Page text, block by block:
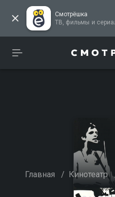
Смотрёшка
ТВ, фильмы и
Главная / Кинотеатр